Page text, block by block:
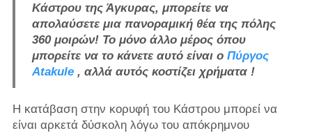
Κάστρου της Άγκυρας, μπορείτε να
απολαύσετε μια πανοραμική θέα της πόλης
360 μοιρών! Το μόνο άλλο μέρος όπου
μπορείτε να το κάνετε αυτό είναι ο Πύργος
Atakule , αλλά αυτός κοστίζει χρήματα!
Η κατάβαση στην κορυφή του Κάστρου μπορεί να
είναι αρκετά δύσκολη λόγω του απόκρημνου